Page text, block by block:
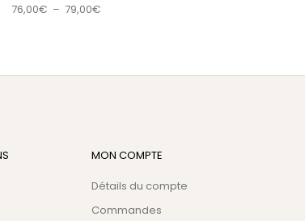
76,00€ – 79,00€
MON COMPTE
Détails du compte
Commandes